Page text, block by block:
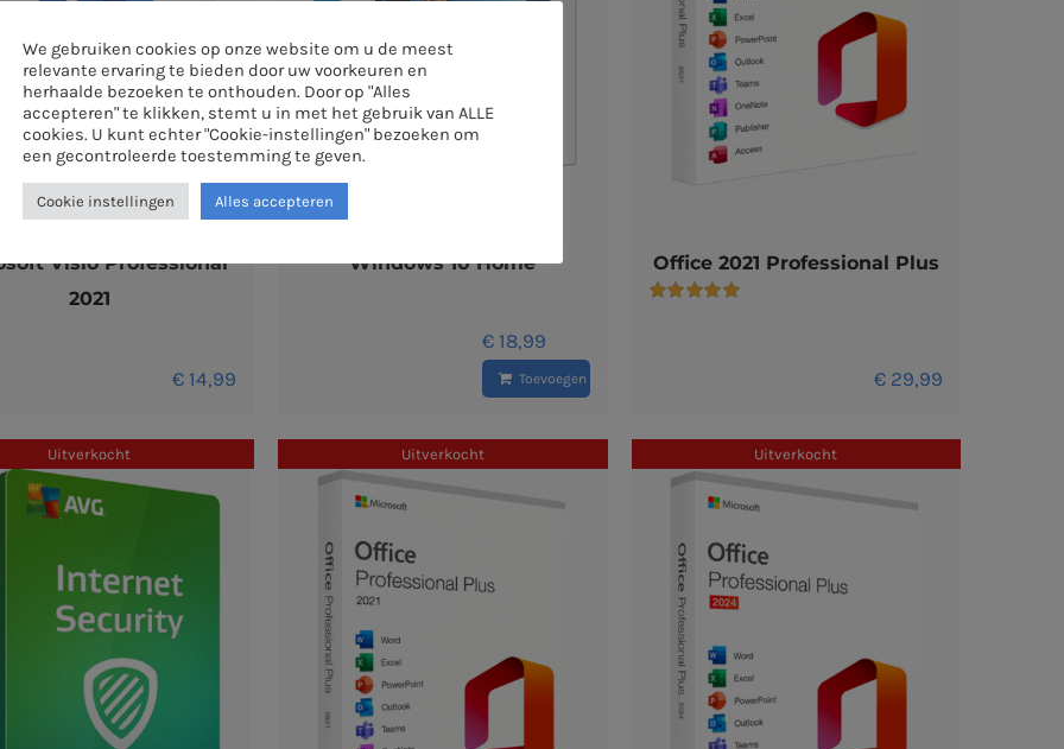
Visio Professional
2021
€ 14,99
Windows 10 Home
€18,99
Toevoegen aan winkelwagen
Office 2021 Professional Plus
€ 29,99
Uitverkocht Uitverkocht Uitverkocht
We gebruiken cookies op onze website om u de meest
relevante ervaring te bieden door uw voorkeuren en
herhaalde bezoeken te onthouden. Door op "Alles
accepteren" te klikken, stemt u in met het gebruik van ALLE
cookies. U kunt echter "Cookie-instellingen" bezoeken om
een gecontroleerde toestemming te geven.
Cookie instellingen Alles accepteren